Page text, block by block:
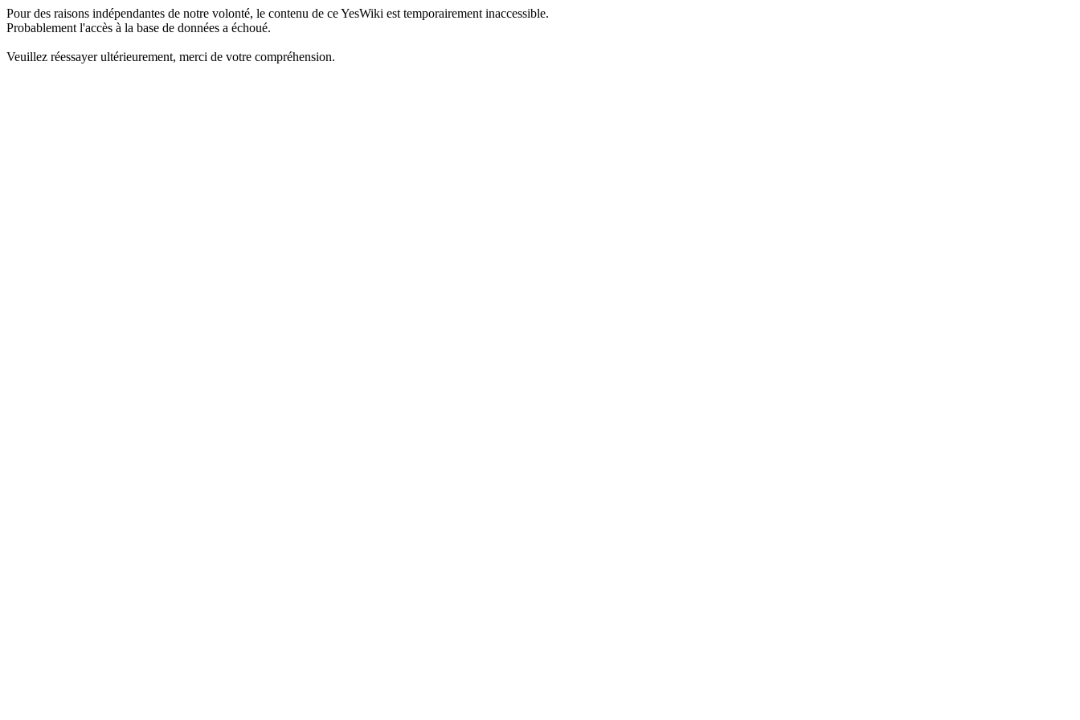
Pour des raisons indépendantes de notre volonté, le contenu de ce YesWiki est temporairement inaccessible.
Probablement l'accès à la base de données a échoué.
Veuillez réessayer ultérieurement, merci de votre compréhension.